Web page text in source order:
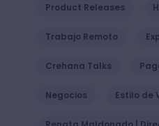
Product Releases
Trabajo Remoto
Crehana Talks
Negocios Estilo de